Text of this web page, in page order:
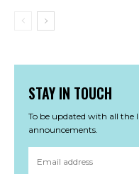
STAY IN TOUCH
To be updated with all the
announcements.